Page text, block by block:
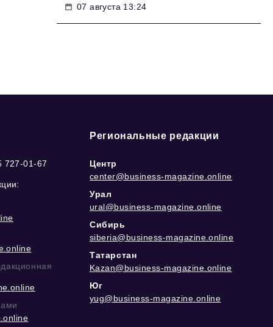
07 августа 13:24
727-01-67
Региональные редакции
Центр
center@business-magazine.online
Урал
ural@business-magazine.online
Сибирь
siberia@business-magazine.online
Татарстан
Kazan@business-magazine.online
Юг
yug@business-magazine.online